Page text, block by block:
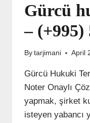
Gürcü
– (+995)
By tarjimani April
Gürcü Hukuki
Noter Onaylı
yapmak, şirket
isteyen yabancı